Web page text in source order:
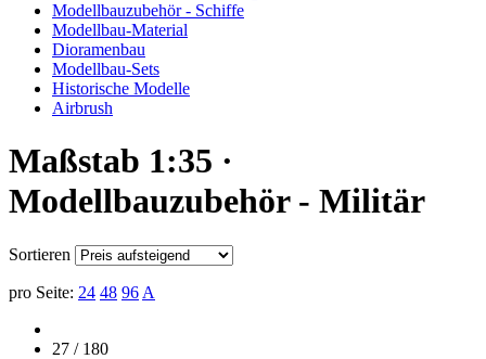
Modellbauzubehör - Schiffe
Modellbau-Material
Dioramenbau
Modellbau-Sets
Historische Modelle
Airbrush
Maßstab 1:35 ·
Modellbauzubehör - Militär
Sortieren
pro Seite: 24 48 96 A
27 / 180